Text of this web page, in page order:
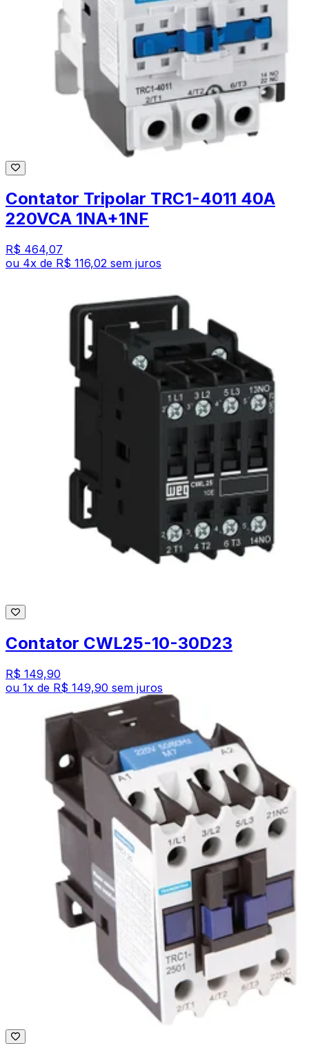
Contator Tripolar TRC1-4011 40A
220VCA 1NA+1NF
R$ 464,07
ou 4x de R$ 116,02 sem juros
Contator CWL25-10-30D23
R$ 149,90
ou 1x de R$ 149,90 sem juros